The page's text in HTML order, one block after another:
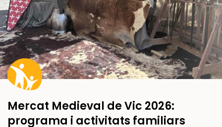
Mercat Medieval de Vic 2026:
programa i activitats familiars